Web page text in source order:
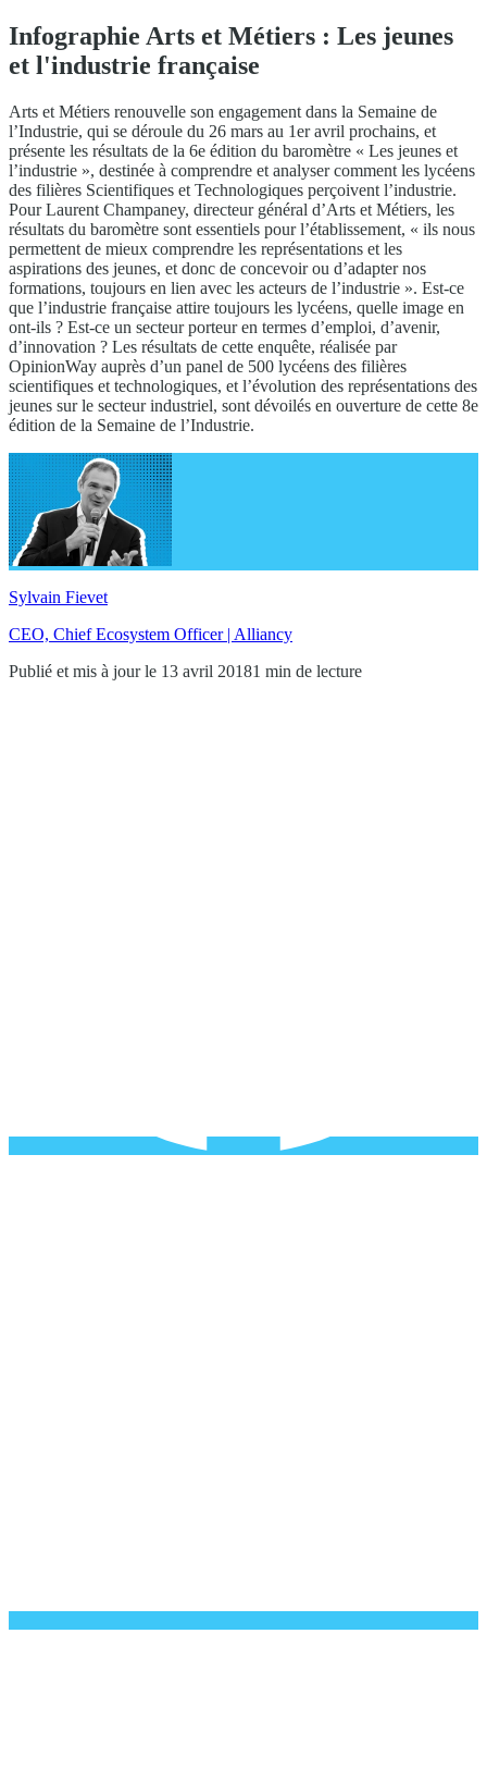
Infographie Arts et Métiers : Les jeunes
et l'industrie française
Arts et Métiers renouvelle son engagement dans la Semaine de
l’Industrie, qui se déroule du 26 mars au 1er avril prochains, et
présente les résultats de la 6e édition du baromètre « Les jeunes et
l’industrie », destinée à comprendre et analyser comment les lycéens
des filières Scientifiques et Technologiques perçoivent l’industrie.
Pour Laurent Champaney, directeur général d’Arts et Métiers, les
résultats du baromètre sont essentiels pour l’établissement, « ils nous
permettent de mieux comprendre les représentations et les
aspirations des jeunes, et donc de concevoir ou d’adapter nos
formations, toujours en lien avec les acteurs de l’industrie ». Est-ce
que l’industrie française attire toujours les lycéens, quelle image en
ont-ils ? Est-ce un secteur porteur en termes d’emploi, d’avenir,
d’innovation ? Les résultats de cette enquête, réalisée par
OpinionWay auprès d’un panel de 500 lycéens des filières
scientifiques et technologiques, et l’évolution des représentations des
jeunes sur le secteur industriel, sont dévoilés en ouverture de cette 8e
édition de la Semaine de l’Industrie.
Sylvain Fievet
CEO, Chief Ecosystem Officer | Alliancy
Publié et mis à jour le 13 avril 20181 min de lecture